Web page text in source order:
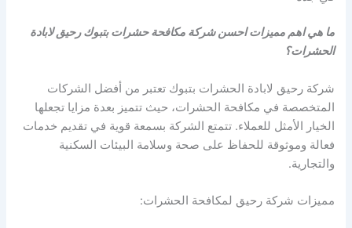
ما هي اهم مميزات احسن شركة مكافحة حشرات بتبوك رحيق لابادة
الحشرات؟
شركة رحيق لابادة الحشرات بتبوك تعتبر من أفضل الشركات
المتخصصة في مكافحة الحشرات، حيث تتميز بعدة مزايا تجعلها
الخيار الأمثل للعملاء. تتمتع الشركة بسمعة قوية في تقديم خدمات
فعالة وموثوقة للحفاظ على صحة وسلامة البيئات السكنية
والتجارية.
مميزات شركة رحيق لمكافحة الحشرات: